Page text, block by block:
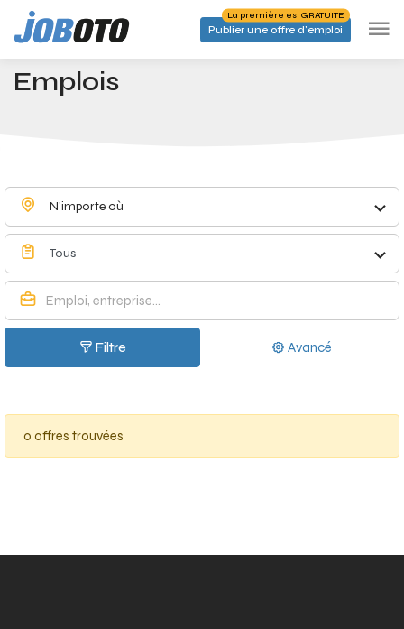
Skip to main content
Publier une offre d'emploi
La première est GRATUITE
Accueil Emplois à Booischot - Joboto
Emplois
N'importe où
Tous
Filtre Avancé
0 offres trouvées